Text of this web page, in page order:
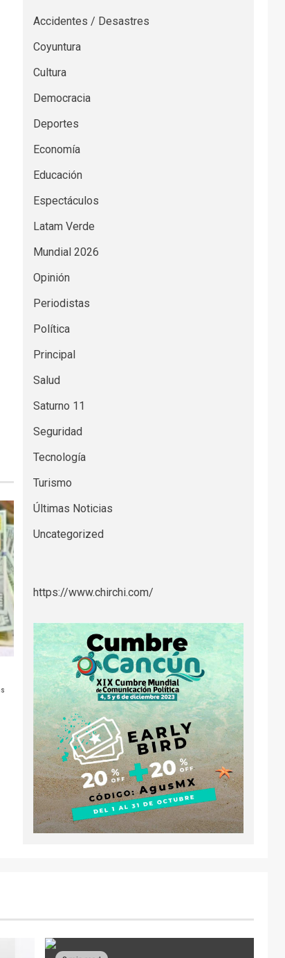
Accidentes / Desastres
Coyuntura
Cultura
Democracia
Deportes
Economía
Educación
Espectáculos
Latam Verde
Mundial 2026
Opinión
Periodistas
Política
Principal
Salud
Saturno 11
Seguridad
Tecnología
Turismo
Últimas Noticias
Uncategorized
https://www.chirchi.com/